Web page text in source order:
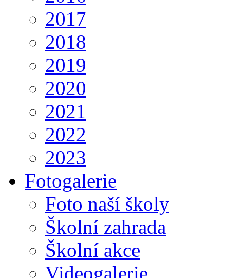
2017
2018
2019
2020
2021
2022
2023
Fotogalerie
Foto naší školy
Školní zahrada
Školní akce
Videogalerie